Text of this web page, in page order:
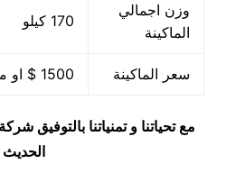
وزن اجمالي
الماكينة
170 كيلو
سعر الماكينة 1500 $ او ما يعادله بالجنيه المصرى
مع تحياتنا و تمنياتنا بالتوفيق
الحديث